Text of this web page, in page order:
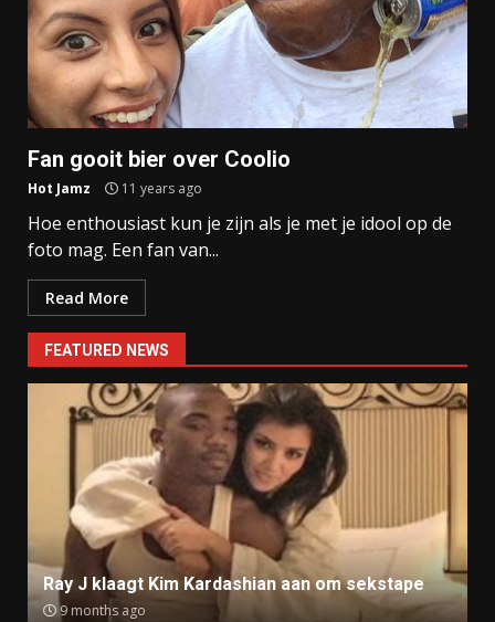
Fan gooit bier over Coolio
Hot Jamz 11 years ago
Hoe enthousiast kun je zijn als je met je idool op de
foto mag. Een fan van...
Read More
FEATURED NEWS
Ray J klaagt Kim Kardashian aan om sekstape
9 months ago